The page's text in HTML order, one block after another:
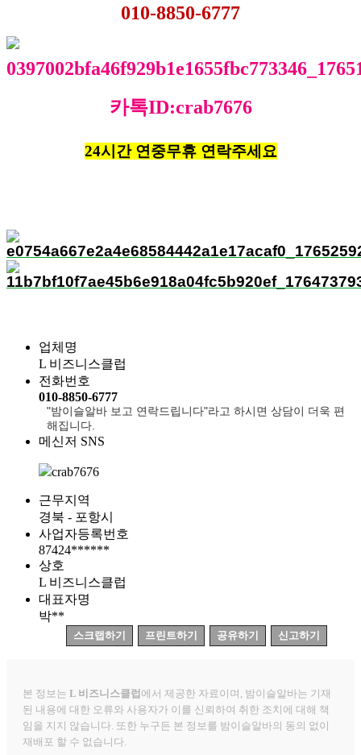
010-8850-6777
카톡ID:crab7676
24시간 연중무휴 연락주세요
업체명
L 비즈니스클럽
전화번호
010-8850-6777
"밤이슬알바 보고 연락드립니다"라고 하시면 상담이 더욱 편
해집니다.
메신저 SNS
crab7676
근무지역
경북 - 포항시
사업자등록번호
87424******
상호
L 비즈니스클럽
대표자명
박**
스크랩하기 프린트하기 공유하기 신고하기
본 정보는 L 비즈니스클럽 에서 제공한 자료이며, 밤이슬알바는 기재
된 내용에 대한 오류와 사용자가 이를 신뢰하여 취한 조치에 대해 책
임을 지지 않습니다. 또한 누구든 본 정보를 밤이슬알바의 동의 없이
재배포 할 수 없습니다.